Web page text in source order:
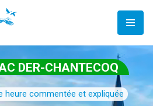
DER-CHANTECOQ
heure commentée et expliquée